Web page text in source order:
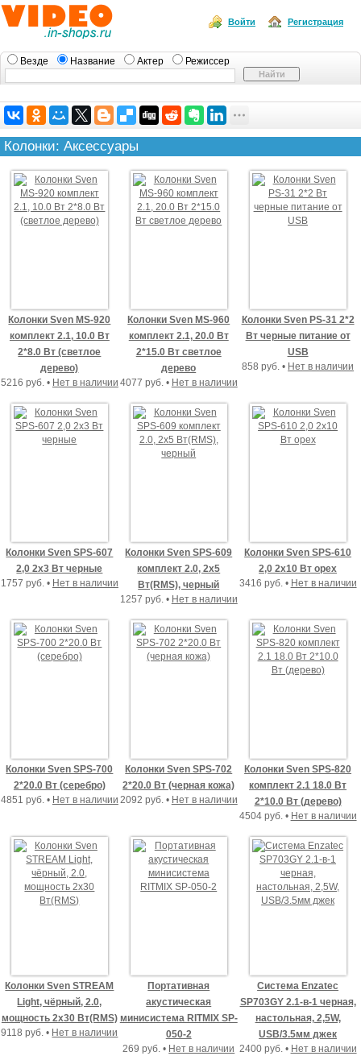
Регистрация
Войти
Везде Название Актер Режиссер
Колонки: Аксессуары
Колонки Sven MS-920
комплект 2.1, 10.0 Вт
2*8.0 Вт (светлое
дерево)
5216 руб. • Нет в наличии
Колонки Sven MS-960
комплект 2.1, 20.0 Вт
2*15.0 Вт светлое
дерево
4077 руб. • Нет в наличии
Колонки Sven PS-31 2*2
Bт черные питание от
USB
858 руб. • Нет в наличии
Колонки Sven SPS-607
2,0 2х3 Вт черные
1757 руб. • Нет в наличии
Колонки Sven SPS-609
комплект 2.0, 2х5
Вт(RMS), черный
1257 руб. • Нет в наличии
Колонки Sven SPS-610
2,0 2х10 Вт орех
3416 руб. • Нет в наличии
Колонки Sven SPS-700
2*20.0 Bт (серебро)
4851 руб. • Нет в наличии
Колонки Sven SPS-702
2*20.0 Bт (черная кожа)
2092 руб. • Нет в наличии
Колонки Sven SPS-820
комплект 2.1 18.0 Bт
2*10.0 Вт (дерево)
4504 руб. • Нет в наличии
Колонки Sven STREAM
Light, чёрный, 2.0,
мощность 2х30 Вт(RMS)
9118 руб. • Нет в наличии
Портативная
акустическая
минисистема RITMIX SP-
050-2
269 руб. • Нет в наличии
Система Enzatec
SP703GY 2.1-в-1 черная,
настольная, 2,5W,
USB/3.5мм джек
2400 руб. • Нет в наличии